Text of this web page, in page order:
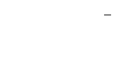
–